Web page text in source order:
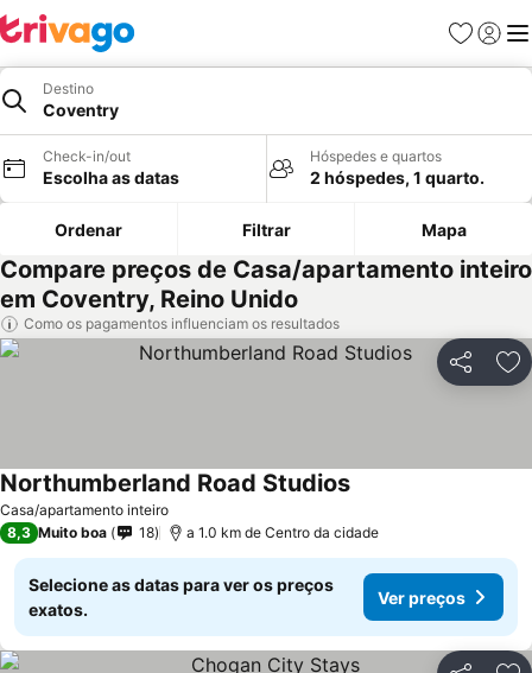
Favoritos
Iniciar
Destino
Coventry
Check-in/out
Escolha as datas
Hóspedes e quartos
2 hóspedes, 1 quarto.
Ordenar Filtrar Mapa
Compare preços de Casa/apartamento inteiro
em Coventry, Reino Unido
Como os pagamentos influenciam os resultados
Partilhar
Casa/apartamento inteiro
Northumberland Road Studios
8,3 Muito boa 18 a 1.0 km de Centro da cidade
Selecione as datas para ver os preços
exatos.
Ver preços